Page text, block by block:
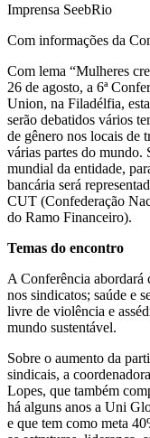
Imprensa SeebRio
Com informações da
Com lema “Mulheres
26 de agosto, a 6ª
Union, na Filadélfia,
serão debatidos vários
de gênero nos locais de
várias partes do mundo.
mundial da entidade,
bancária será
CUT (Confederação
do Ramo Financeiro).
Temas do encontro
A Conferência abordará
nos sindicatos; saúde e
livre de violência e
mundo sustentável.
Sobre o aumento da
sindicais, a
Lopes, que também
há alguns anos a Uni
e que tem como meta